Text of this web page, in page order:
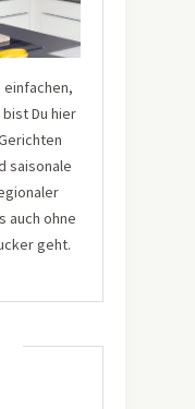
einfachen,
Du hier
saisonale
auch ohne
geht.